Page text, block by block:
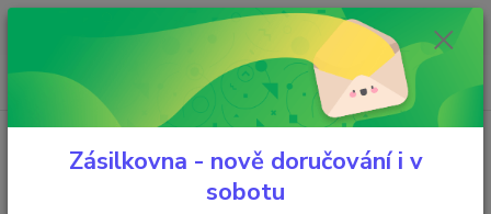
Minimální hodnota objednávky je 200 kč. Při nákupu nad 2000,- Kč je
požadována platba předem na účet.
Menu
+420 737 737 037
(Po-Pá, 9-18 hod.)
za
Zásilkovna - nově doručování i v
sobotu